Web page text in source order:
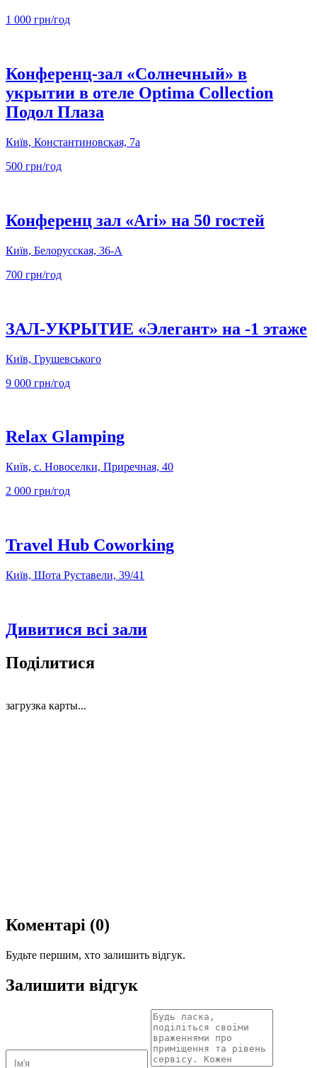
1 000 грн/год
Конференц-зал «Солнечный» в
укрытии в отеле Optima Collection
Подол Плаза
Київ, Константиновская, 7а
500 грн/год
Конференц зал «Ari» на 50 гостей
Київ, Белорусская, 36-А
700 грн/год
ЗА Л-УКРЫТИЕ «Элегант» на -1 этаже
Київ, Грушевського
9 000 грн/год
Relax Glamping
Київ, с. Новоселки, Приречная, 40
2 000 грн/год
Travel Hub Coworking
Київ, Шота Руставели, 39/41
Дивитися всі зали
Поділитися
загрузка карты...
Коментарі (0)
Будьте першим, хто залишить відгук.
Залишити відгук